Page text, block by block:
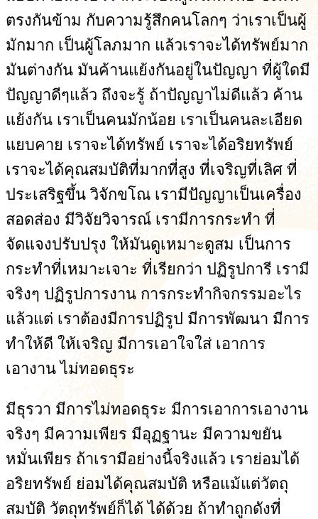
ตรงกันข้าม กับความรู้สึกคนโลกๆ ว่าเราเป็นผู้
มักมาก เป็นผู้โลภมาก แล้วเราจะได้ทรัพย์มาก
มันต่างกัน มันค้านแย้งกันอยู่ในปัญญา ที่ผู้ใดมี
ปัญญาดีๆแล้ว ถึงจะรู้ ถ้าปัญญาไม่ดีแล้ว ค้าน
แย้งกัน เราเป็นคนมักน้อย เราเป็นคนละเอียด
แยบคาย เราจะได้ทรัพย์ เราจะได้อริยทรัพย์
เราจะได้คุณสมบัติที่มากที่สูง ที่เจริญที่เลิศ ที่
ประเสริฐขึ้น วิจักขโณ เรามีปัญญาเป็นเครื่อง
สอดส่อง มีวิจัยวิจารณ์ เรามีการกระทำ ที่
จัดแจงปรับปรุง ให้มันดูเหมาะดูสม เป็นการ
กระทำที่เหมาะเจาะ ที่เรียกว่า ปฏิรูปการี เรามี
จริงๆ ปฏิรูปการงาน การกระทำกิจกรรมอะไร
แล้วแต่ เราต้องมีการปฏิรูป มีการพัฒนา มีการ
ทำให้ดี ให้เจริญ มีการเอาใจใส่ เอาการ
เอางาน ไม่ทอดธุระ
มีธุรวา มีการไม่ทอดธุระ มีการเอาการเอางาน
จริงๆ มีความเพียร มีอุฏฐานะ มีความขยัน
หมั่นเพียร ถ้าเรามีอย่างนี้จริงแล้ว เราย่อมได้
อริยทรัพย์ ย่อมได้คุณสมบัติ หรือแม้แต่วัตถุ
สมบัติ วัตถุทรัพย์ก็ได้ ได้ด้วย ถ้าทำถูกดังที่